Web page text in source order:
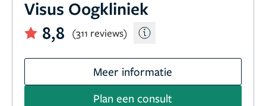
Visus Oogkliniek
8,8
(311 reviews)
Meer informatie
Plan een consult